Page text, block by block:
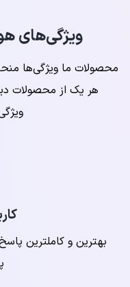
ویژگی‌های
محصولات ما ویژگی‌ها
هر یک از محصولات
بهترین و کاملترین